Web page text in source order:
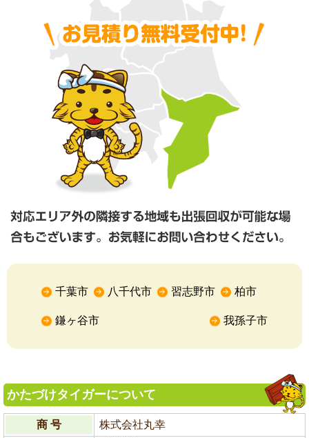
千葉市 八千代市 習志野市 柏市
鎌ヶ谷市 我孫子市
かたづけタイガーについて
商 号 株式会社丸幸